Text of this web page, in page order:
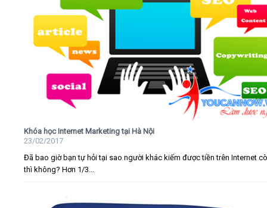
Khóa học Internet Marketing tại Hà Nội
23/02/2017
Đã bao giờ bạn tự hỏi tại sao người khác kiếm được tiền trên Internet
thì không? Hơn 1/3...